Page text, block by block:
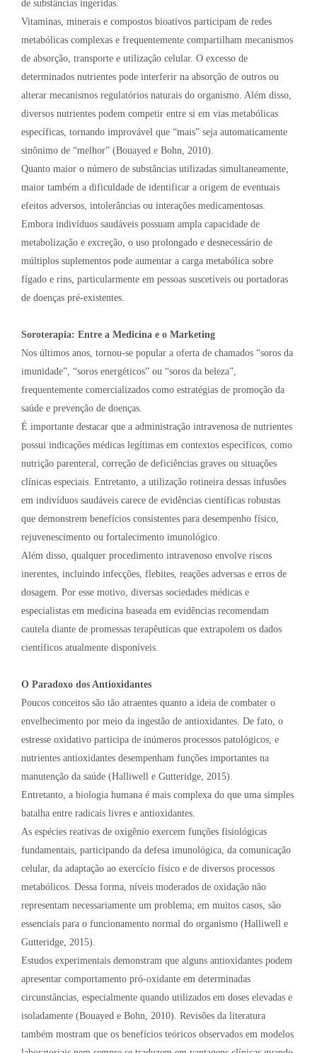
de substâncias ingeridas.
Vitaminas, minerais e compostos bioativos participam de redes
metabólicas complexas e frequentemente compartilham mecanismos
de absorção, transporte e utilização celular. O excesso de
determinados nutrientes pode interferir na absorção de outros ou
alterar mecanismos regulatórios naturais do organismo. Além disso,
diversos nutrientes podem competir entre si em vias metabólicas
específicas, tornando improvável que “mais” seja automaticamente
sinônimo de “melhor” (Bouayed e Bohn, 2010).
Quanto maior o número de substâncias utilizadas simultaneamente,
maior também a dificuldade de identificar a origem de eventuais
efeitos adversos, intolerâncias ou interações medicamentosas.
Embora indivíduos saudáveis possuam ampla capacidade de
metabolização e excreção, o uso prolongado e desnecessário de
múltiplos suplementos pode aumentar a carga metabólica sobre
fígado e rins, particularmente em pessoas suscetíveis ou portadoras
de doenças pré-existentes.
Soroterapia: Entre a Medicina e o Marketing
Nos últimos anos, tornou-se popular a oferta de chamados “soros da
imunidade”, “soros energéticos” ou “soros da beleza”,
frequentemente comercializados como estratégias de promoção da
saúde e prevenção de doenças.
É importante destacar que a administração intravenosa de nutrientes
possui indicações médicas legítimas em contextos específicos, como
nutrição parenteral, correção de deficiências graves ou situações
clínicas especiais. Entretanto, a utilização rotineira dessas infusões
em indivíduos saudáveis carece de evidências científicas robustas
que demonstrem benefícios consistentes para desempenho físico,
rejuvenescimento ou fortalecimento imunológico.
Além disso, qualquer procedimento intravenoso envolve riscos
inerentes, incluindo infecções, flebites, reações adversas e erros de
dosagem. Por esse motivo, diversas sociedades médicas e
especialistas em medicina baseada em evidências recomendam
cautela diante de promessas terapêuticas que extrapolem os dados
científicos atualmente disponíveis.
O Paradoxo dos Antioxidantes
Poucos conceitos são tão atraentes quanto a ideia de combater o
envelhecimento por meio da ingestão de antioxidantes. De fato, o
estresse oxidativo participa de inúmeros processos patológicos, e
nutrientes antioxidantes desempenham funções importantes na
manutenção da saúde (Halliwell e Gutteridge, 2015).
Entretanto, a biologia humana é mais complexa do que uma simples
batalha entre radicais livres e antioxidantes.
As espécies reativas de oxigênio exercem funções fisiológicas
fundamentais, participando da defesa imunológica, da comunicação
celular, da adaptação ao exercício físico e de diversos processos
metabólicos. Dessa forma, níveis moderados de oxidação não
representam necessariamente um problema; em muitos casos, são
essenciais para o funcionamento normal do organismo (Halliwell e
Gutteridge, 2015).
Estudos experimentais demonstram que alguns antioxidantes podem
apresentar comportamento pró-oxidante em determinadas
circunstâncias, especialmente quando utilizados em doses elevadas e
isoladamente (Bouayed e Bohn, 2010). Revisões da literatura
também mostram que os benefícios teóricos observados em modelos